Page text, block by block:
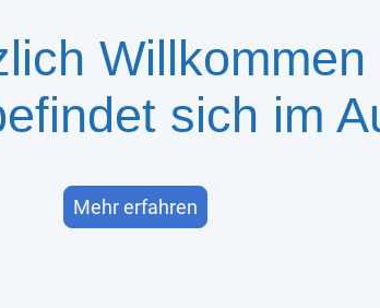
Willkommen
sich im
Mehr erfahren